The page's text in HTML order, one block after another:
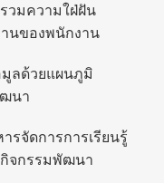
มความใฝ่ฝัน
นของพนักงาน
ลด้วยแผนภูมิ
ฒนา
รจัดการการเรียนรู้
กิจกรรมพัฒนา